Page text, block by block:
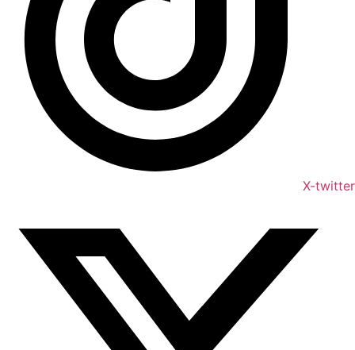
X-twitter